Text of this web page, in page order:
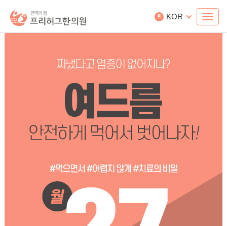
한 KOR